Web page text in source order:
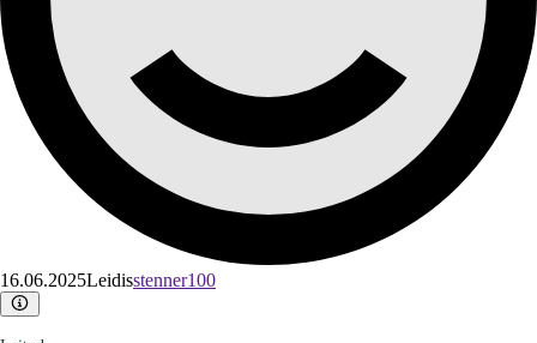
16.06.2025Leidisstenner100